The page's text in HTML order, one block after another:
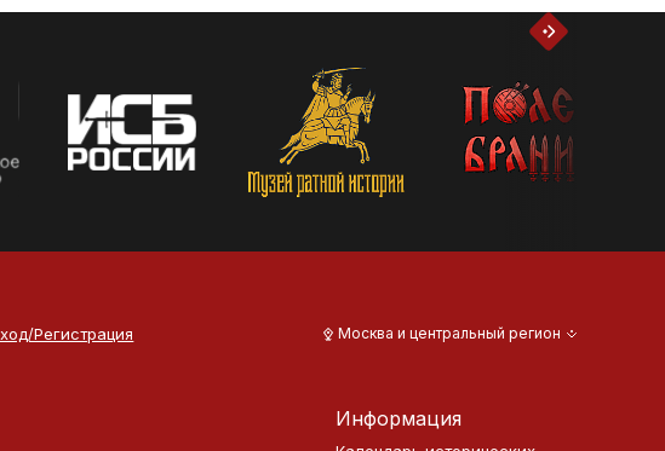
Регистрация Москва и центральный регион
Информация